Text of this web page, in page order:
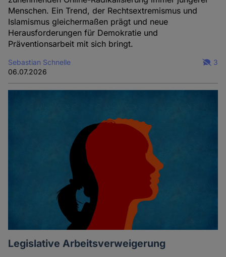
Menschen. Ein Trend, der Rechtsextremismus und
Islamismus gleichermaßen prägt und neue
Herausforderungen für Demokratie und
Präventionsarbeit mit sich bringt.
Sebastian Schnelle
06.07.2026
3
Legislative Arbeitsverweigerung